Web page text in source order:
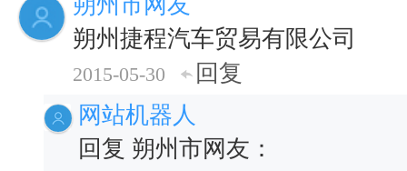
朔州捷程汽车贸易有限公司
2015-05-30
回复
网站机器人
回复 朔州市网友：